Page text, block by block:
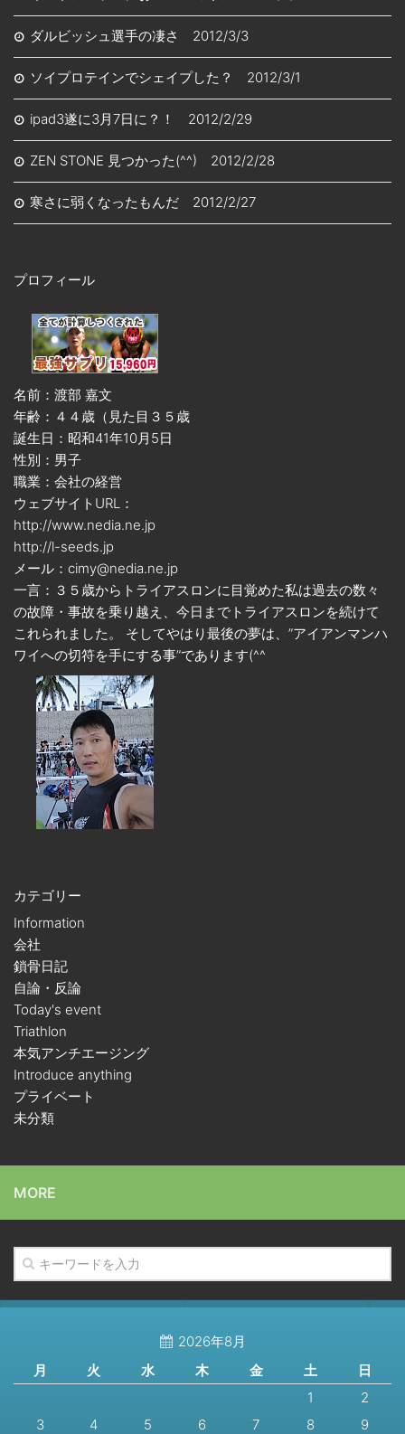
ダルビッシュ選手の凄さ 2012/3/3
ソイプロテインでシェイプした？ 2012/3/1
ipad3遂に3月7日に？！ 2012/2/29
ZEN STONE 見つかった(^^) 2012/2/28
寒さに弱くなったもんだ 2012/2/27
プロフィール
名前：渡部 嘉文
年齢：４４歳（見た目３５歳
誕生日：昭和41年10月5日
性別：男子
職業：会社の経営
ウェブサイトURL：
http://www.nedia.ne.jp
http://l-seeds.jp
メール：cimy@nedia.ne.jp
一言：３５歳からトライアスロンに目覚めた私は過去の数々
の故障・事故を乗り越え、今日までトライアスロンを続けて
これられました。 そしてやはり最後の夢は、”アイアンマンハ
ワイへの切符を手にする事”であります(^^ゞ
カテゴリー
Information
会社
鎖骨日記
自論・反論
Today's event
Triathlon
本気アンチエージング
Introduce anything
プライベート
未分類
MORE
2026年8月
月
火 水 木 金 土 日
1
2
3
4 5 6 7 8
9